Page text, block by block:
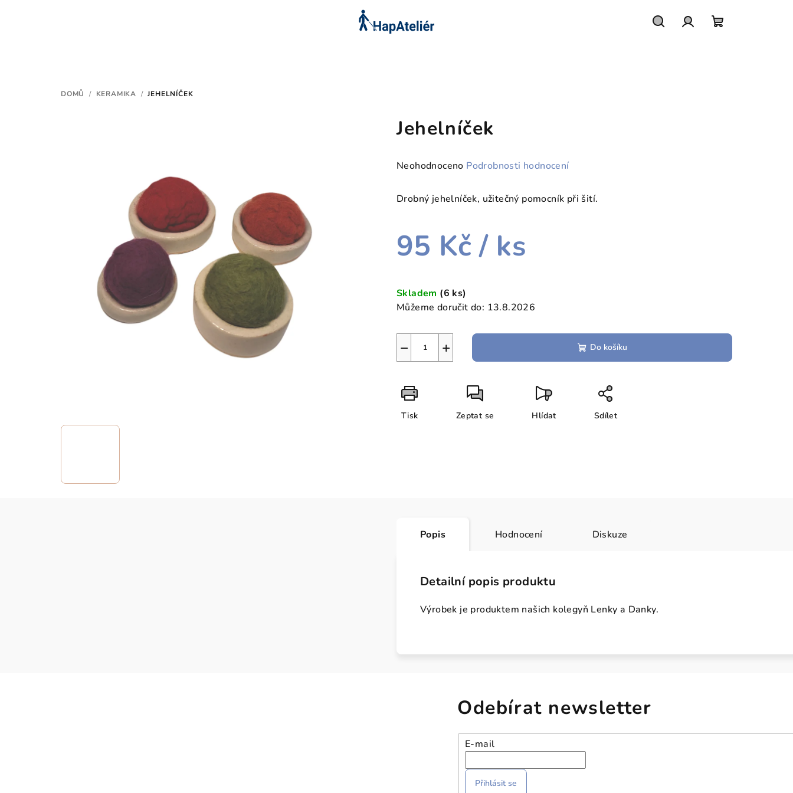
DOMŮ / KERAMIKA / JEHELNÍČEK
Jehelníček
Průměrné
produktu
z
5
Neohodnoceno Podrobnosti hodnocení
Drobný jehelníček, užitečný pomocník při šití.
95 Kč/ ks
cena:
Skladem (6 ks)
Můžeme doručit do: 13.8.2026
+
− Do košíku
Tisk Zeptat se Hlídat Sdílet
Popis Hodnocení Diskuze
Detailní popis produktu
Výrobek je produktem našich kolegyň Lenky a Danky.
Odebírat newsletter
E-mail
Přihlásit se